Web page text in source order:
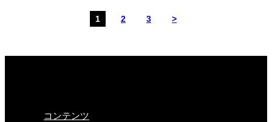
ジ
1 2 3 >
コンテンツ